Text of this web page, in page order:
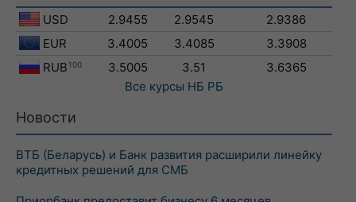
USD 2.9455 2.9545
2.9386
EUR
3.4005 3.4085
3.3908
RUB 100 3.5005 3.51
3.6365
Все курсы НБ РБ
Новости
ВТБ (Беларусь) и Банк развития расширили линейку
кредитных решений для СМБ